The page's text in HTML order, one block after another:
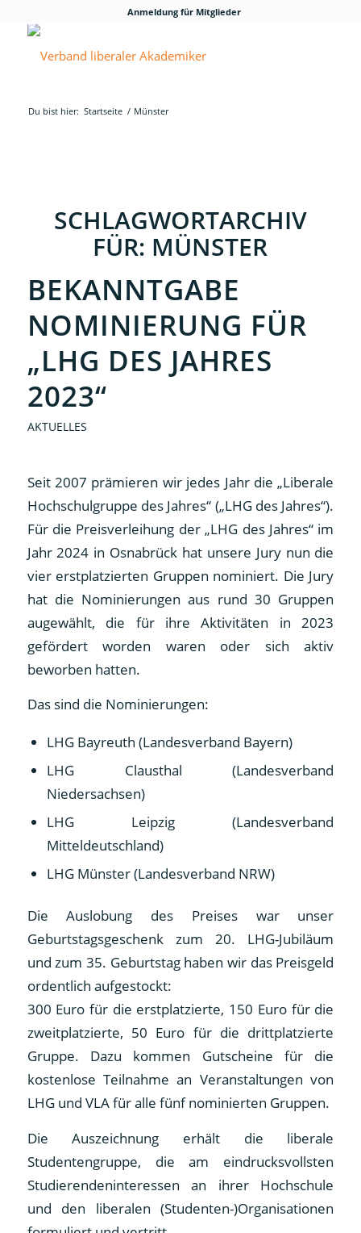
Anmeldung für Mitglieder
Du bist hier: Startseite / Münster
SCHLAGWORTARCHIV
FÜR: MÜNSTER
BEKANNTGABE
NOMINIERUNG FÜR
„LHG DES JAHRES
2023“
AKTUELLES
Seit 2007 prämieren wir jedes Jahr die „Liberale
Hochschulgruppe des Jahres“ („LHG des Jahres“).
Für die Preisverleihung der „LHG des Jahres“ im
Jahr 2024 in Osnabrück hat unsere Jury nun die
vier erstplatzierten Gruppen nominiert. Die Jury
hat die Nominierungen aus rund 30 Gruppen
augewählt, die für ihre Aktivitäten in 2023
gefördert worden waren oder sich aktiv
beworben hatten.
Das sind die Nominierungen:
LHG Bayreuth (Landesverband Bayern)
LHG Clausthal (Landesverband
Niedersachsen)
LHG Leipzig (Landesverband
Mitteldeutschland)
LHG Münster (Landesverband NRW)
Die Auslobung des Preises war unser
Geburtstagsgeschenk zum 20. LHG-Jubiläum
und zum 35. Geburtstag haben wir das Preisgeld
ordentlich aufgestockt:
300 Euro für die erstplatzierte, 150 Euro für die
zweitplatzierte, 50 Euro für die drittplatzierte
Gruppe. Dazu kommen Gutscheine für die
kostenlose Teilnahme an Veranstaltungen von
LHG und VLA für alle fünf nominierten Gruppen.
Die Auszeichnung erhält die liberale
Studentengruppe, die am eindrucksvollsten
Studierendeninteressen an ihrer Hochschule
und den liberalen (Studenten-)Organisationen